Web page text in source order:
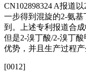
CN102898324 A报道
一步得到混旋的2-氨
到。上述专利报道合
但是2-溴丁酸/2-溴丁
优势，并且生产过程
[0012]